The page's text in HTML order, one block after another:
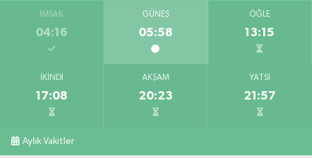
İMSAK
04:16
GÜNEŞ
05:58
ÖĞLE
13:15
İKINDI
17:08
AKŞAM
20:23
YATSI
21:57
Aylık Vakitler